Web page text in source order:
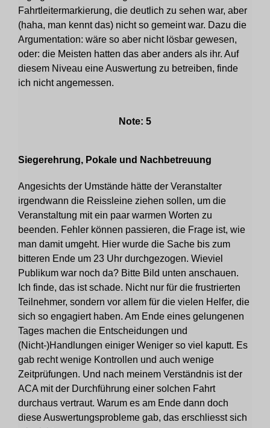
Fahrtleitermarkierung, die deutlich zu sehen war, aber
(haha, man kennt das) nicht so gemeint war. Dazu die
Argumentation: wäre so aber nicht lösbar gewesen,
oder: die Meisten hatten das aber anders als ihr. Auf
diesem Niveau eine Auswertung zu betreiben, finde
ich nicht angemessen.
Note: 5
Siegerehrung, Pokale und Nachbetreuung
Angesichts der Umstände hätte der Veranstalter
irgendwann die Reissleine ziehen sollen, um die
Veranstaltung mit ein paar warmen Worten zu
beenden. Fehler können passieren, die Frage ist, wie
man damit umgeht. Hier wurde die Sache bis zum
bitteren Ende um 23 Uhr durchgezogen. Wieviel
Publikum war noch da? Bitte Bild unten anschauen.
Ich finde, das ist schade. Nicht nur für die frustrierten
Teilnehmer, sondern vor allem für die vielen Helfer, die
sich so engagiert haben. Am Ende eines gelungenen
Tages machen die Entscheidungen und
(Nicht-)Handlungen einiger Weniger so viel kaputt. Es
gab recht wenige Kontrollen und auch wenige
Zeitprüfungen. Und nach meinem Verständnis ist der
ACA mit der Durchführung einer solchen Fahrt
durchaus vertraut. Warum es am Ende dann doch
diese Auswertungsprobleme gab, das erschliesst sich